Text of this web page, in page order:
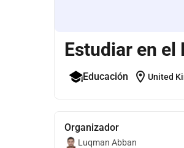
Estudiar en el
Educación location_on United
Organizador
Luqman Abban